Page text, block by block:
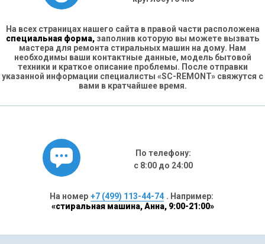
На всех страницах нашего сайта в правой части расположена
специальная форма, заполнив которую вы можете вызвать
мастера для ремонта стиральных машин на дому. Нам
необходимы ваши контактные данные, модель бытовой
техники и краткое описание проблемы. После отправки
указанной информации специалисты «SC-REMONT» свяжутся с
вами в кратчайшее время.
По телефону:
с 8:00 до 24:00
На номер +7 (499) 113-44-74 . Например:
«стиральная машина, Анна, 9:00-21:00»